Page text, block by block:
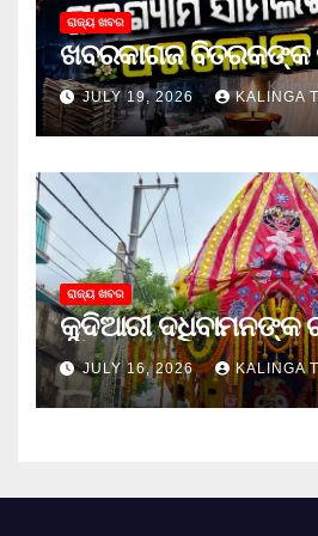
ରାଜ୍ୟ ଖବର
ଖବରକାଗଜ
JULY 19, 2026 KALINGA
ରାଜ୍ୟ ଖବର
କୁଦିଆରୀ ଦଧିବାମନଙ୍କ
JULY 16, 2026 KALINGA